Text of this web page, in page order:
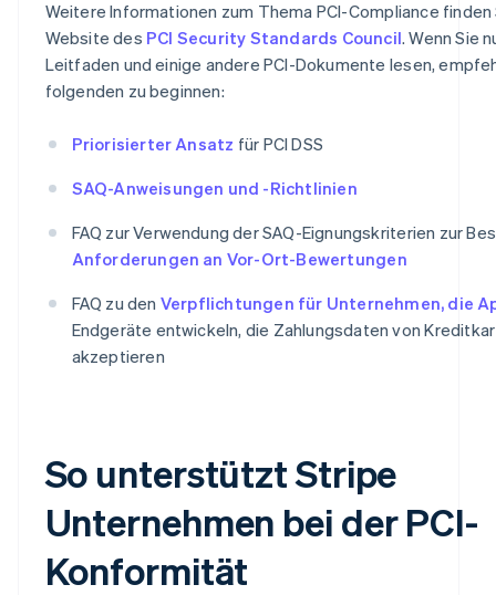
Weitere Informationen zum Thema PCI-Compliance finden
Website des PCI Security Standards Council. Wenn Sie
Leitfaden und einige andere PCI-Dokumente lesen,
folgenden zu beginnen:
Priorisierter Ansatz für PCI DSS
SAQ-Anweisungen und -Richtlinien
FAQ zur Verwendung der SAQ-Eignungskriterien zur
Anforderungen an Vor-Ort-Bewertungen
FAQ zu den Verpflichtungen für Unternehmen, die
Endgeräte entwickeln, die Zahlungsdaten von
akzeptieren
So unterstützt Stripe
Unternehmen bei der PCI-
Konformität